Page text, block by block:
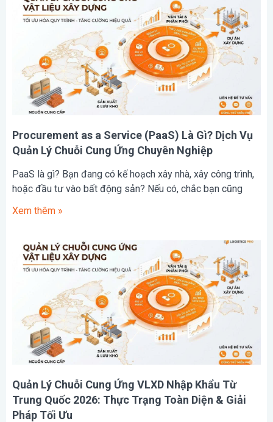
Procurement as a Service (PaaS) Là Gì? Dịch Vụ
Quản Lý Chuỗi Cung Ứng Chuyên Nghiệp
PaaS là gì? Bạn đang có kế hoạch xây nhà, xây công trình,
hoặc đầu tư vào bất động sản? Nếu có, chắc bạn cũng
Xem thêm »
Quản Lý Chuỗi Cung Ứng VLXD Nhập Khẩu Từ
Trung Quốc 2026: Thực Trạng Toàn Diện & Giải
Pháp Tối Ưu